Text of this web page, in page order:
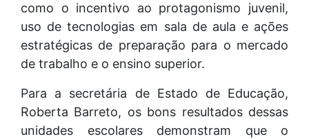
como o incentivo ao protagonismo juvenil,
uso de tecnologias em sala de aula e ações
estratégicas de preparação para o mercado
de trabalho e o ensino superior.
Para a secretária de Estado de Educação,
Roberta Barreto, os bons resultados dessas
unidades escolares demonstram que o